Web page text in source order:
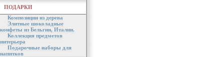
ПОДАРКИ
Композиции из дерева
Элитные шоколадные
конфеты из Бельгии, Италии.
Коллекция предметов
интерьера
Подарочные наборы для
напитков